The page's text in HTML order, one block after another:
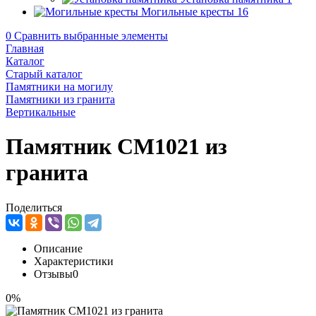
Могильные кресты 16
0 Сравнить выбранные элементы
Главная
Каталог
Старый каталог
Памятники на могилу
Памятники из гранита
Вертикальные
Памятник CM1021 из
гранита
Поделиться
Описание
Характеристики
Отзывы0
0%